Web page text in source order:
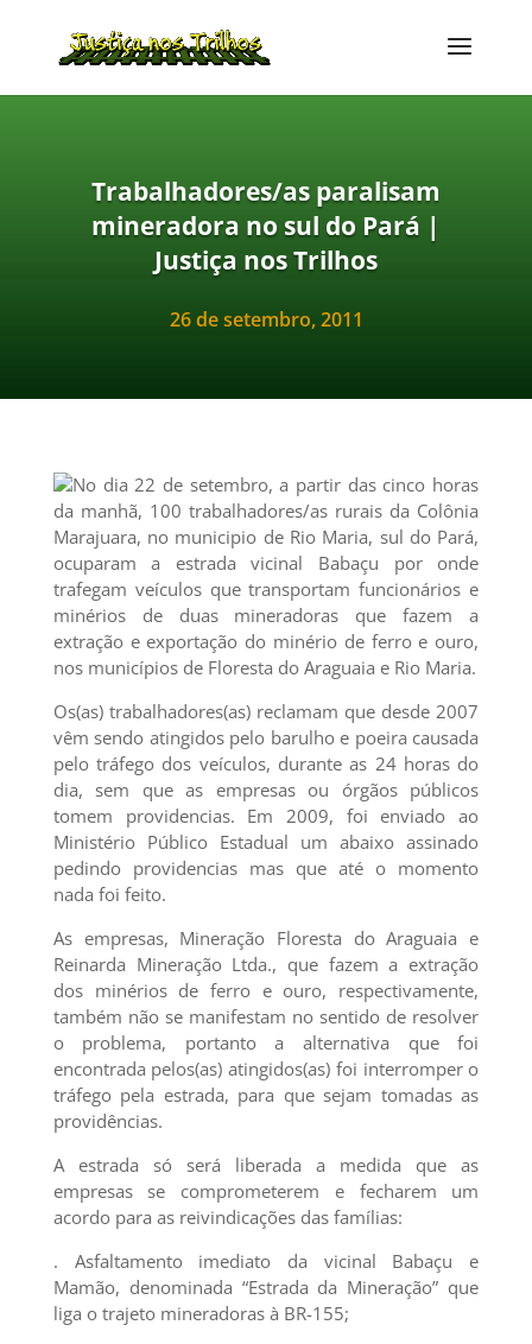
Trabalhadores/as paralisam
mineradora no sul do Pará |
Justiça nos Trilhos
26 de setembro, 2011
No dia 22 de setembro, a partir das cinco horas
da manhã, 100 trabalhadores/as rurais da Colônia
Marajuara, no municipio de Rio Maria, sul do Pará,
ocuparam a estrada vicinal Babaçu por onde
trafegam veículos que transportam funcionários e
minérios de duas mineradoras que fazem a
extração e exportação do minério de ferro e ouro,
nos municípios de Floresta do Araguaia e Rio Maria.
Os(as) trabalhadores(as) reclamam que desde 2007
vêm sendo atingidos pelo barulho e poeira causada
pelo tráfego dos veículos, durante as 24 horas do
dia, sem que as empresas ou órgãos públicos
tomem providencias. Em 2009, foi enviado ao
Ministério Público Estadual um abaixo assinado
pedindo providencias mas que até o momento
nada foi feito.
As empresas, Mineração Floresta do Araguaia e
Reinarda Mineração Ltda., que fazem a extração
dos minérios de ferro e ouro, respectivamente,
também não se manifestam no sentido de resolver
o problema, portanto a alternativa que foi
encontrada pelos(as) atingidos(as) foi interromper o
tráfego pela estrada, para que sejam tomadas as
providências.
A estrada só será liberada a medida que as
empresas se comprometerem e fecharem um
acordo para as reivindicações das famílias:
. Asfaltamento imediato da vicinal Babaçu e
Mamão, denominada “Estrada da Mineração” que
liga o trajeto mineradoras à BR-155;